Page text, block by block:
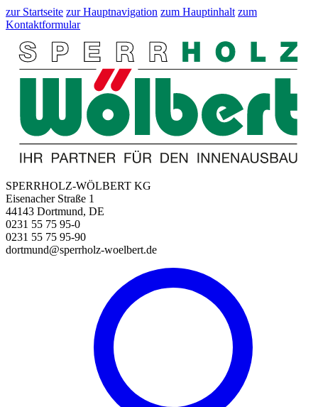
zur Startseite zur Hauptnavigation zum Hauptinhalt zum
Kontaktformular
SPERRHOLZ-WÖLBERT KG
Eisenacher Straße 1
44143 Dortmund, DE
0231 55 75 95-0
0231 55 75 95-90
dortmund@sperrholz-woelbert.de